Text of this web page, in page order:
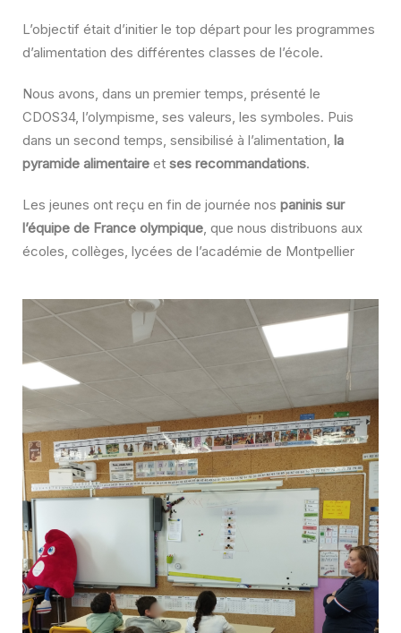
L’objectif était d’initier le top départ pour les programmes
d’alimentation des différentes classes de l’école.
Nous avons, dans un premier temps, présenté le
CDOS34, l’olympisme, ses valeurs, les symboles. Puis
dans un second temps, sensibilisé à l’alimentation, la
pyramide alimentaire et ses recommandations.
Les jeunes ont reçu en fin de journée nos paninis sur
l’équipe de France olympique, que nous distribuons aux
écoles, collèges, lycées de l’académie de Montpellier